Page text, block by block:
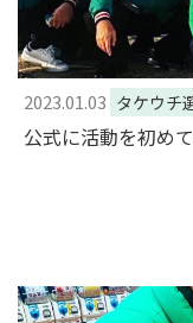
2023.01.03 タケウチ
公式に活動を初め